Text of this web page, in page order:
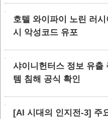
호텔 와이파이 노린 러
시 악성코드 유포
샤이니헌터스 정보 유출
템 침해 공식 확인
[AI 시대의 인지전-3] 주